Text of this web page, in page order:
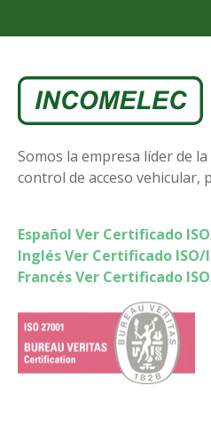
Somos la empresa líder de
control de acceso vehicular,
Español Ver Certificado
Inglés Ver Certificado ISO/
Francés Ver Certificado